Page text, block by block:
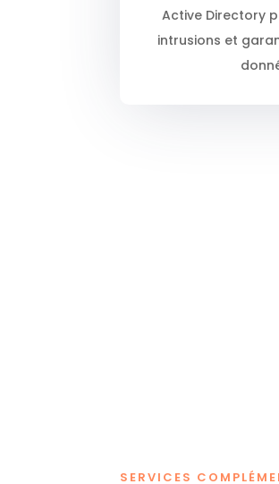
Active Directory
intrusions et
SERVICES